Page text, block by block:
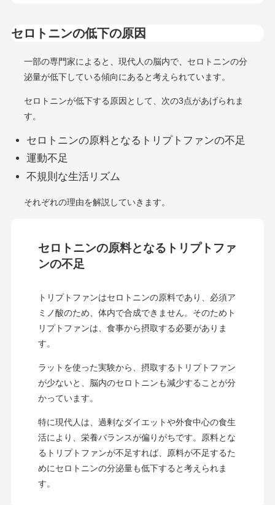
セロトニンの低下の原因
一部の専門家によると、現代人の脳内で、セロトニンの分
泌量が低下している傾向にあると考えられています。
セロトニンが低下する原因として、次の3点があげられま
す。
セロトニンの原料となるトリプトファンの不足
運動不足
不規則な生活リズム
それぞれの理由を解説していきます。
セロトニンの原料となるトリプトファ
ンの不足
トリプトファンはセロトニンの原料であり、必須ア
ミノ酸のため、体内で合成できません。そのためト
リプトファンは、食事から摂取する必要がありま
す。
ラットを使った実験から、摂取するトリプトファン
が少ないと、脳内のセロトニンも減少することが分
かっています。
特に現代人は、過剰なダイエットや外食中心の食生
活により、栄養バランスが偏りがちです。原料とな
るトリプトファンが不足すれば、原料が不足するた
めにセロトニンの分泌量も低下すると考えられま
す。